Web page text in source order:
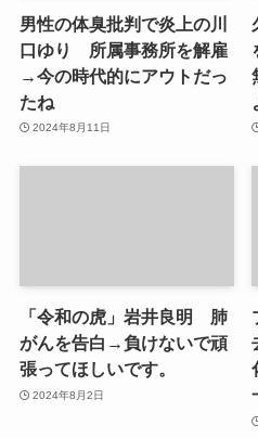
男性の体臭批判で炎上の川
口ゆり 所属事務所を解雇
→今の時代的にアウトだっ
たね
2024年8月11日
「令和の虎」岩井良明 肺
がんを告白→負けないで頑
張ってほしいです。
2024年8月2日